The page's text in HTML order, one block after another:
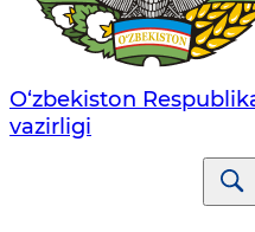
O‘zbеkistоn
vаzirligi